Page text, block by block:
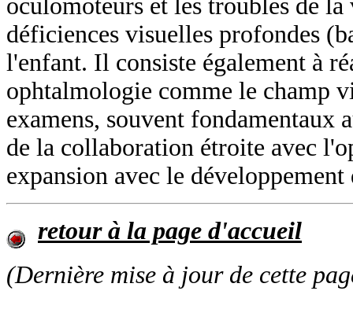
oculomoteurs et les troubles de
déficiences visuelles profondes
l'enfant. Il consiste également à
ophtalmologie comme le champ
examens, souvent fondamentaux
de la collaboration étroite avec
expansion avec le
retour à la page d'accueil
(Dernière mise à jour de cette